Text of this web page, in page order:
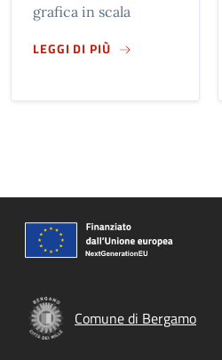
grafica in scala
LEGGI DI PIÙSUPLANIMETRIA
Comune di Bergamo